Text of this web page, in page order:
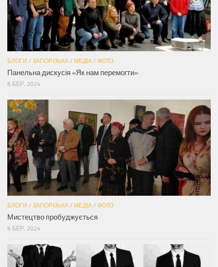
БЛОГИ / ЗАПОРІЗЬКА / МЕДІА / ФОТО
Панельна дискусія «Як нам перемогти»
6 БЕР, 2024
БЛОГИ / ЗАПОРІЗЬКА / МЕДІА / ФОТО
Мистецтво пробуджується
6 БЕР, 2024